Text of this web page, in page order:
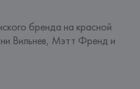
бренда на красной
Вильнев, Мэтт Френд и